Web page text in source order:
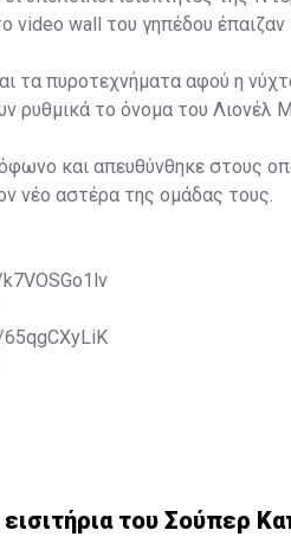
wall του γηπέδου έπαιζαν
τα πυροτεχνήματα αφού η
ρυθμικά το όνομα του Λιονέλ
και απευθύνθηκε στους
νέο αστέρα της ομάδας τους.
του Σούπερ